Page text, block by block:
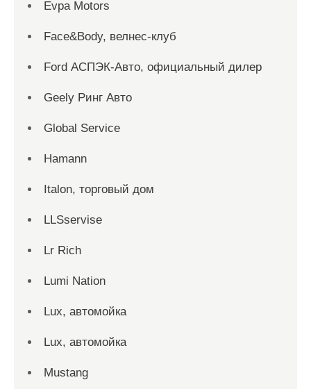
Evpa Motors
Face&Body, велнес-клуб
Ford АСПЭК-Авто, официальный дилер
Geely Ринг Авто
Global Service
Hamann
Italon, торговый дом
LLSservise
Lr Rich
Lumi Nation
Lux, автомойка
Lux, автомойка
Mustang